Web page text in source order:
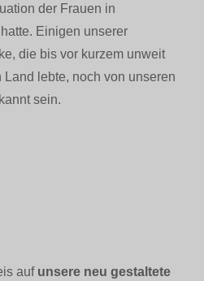
der Frauen in
Einigen unserer
die bis vor kurzem unweit
lebte, noch von unseren
sein.
auf unsere neu gestaltete